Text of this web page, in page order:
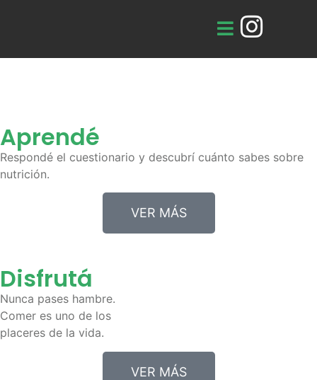
Aprendé
Respondé el cuestionario y descubrí cuánto sabes sobre
nutrición.
VER MÁS
Disfrutá
Nunca pases hambre.
Comer es uno de los
placeres de la vida.
VER MÁS